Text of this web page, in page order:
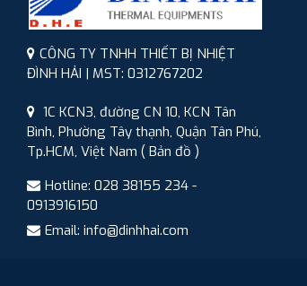
CÔNG TY TNHH THIẾT BỊ NHIỆT
ĐÌNH HẢI | MST: 0312767202
1C KCN3, đường CN 10, KCN Tân
Bình, Phường Tây thạnh, Quận Tân Phú,
Tp.HCM, Việt Nam ( Bản đồ )
Hotline: 028 38155 234 -
0913916150
Email: info@dinhhai.com